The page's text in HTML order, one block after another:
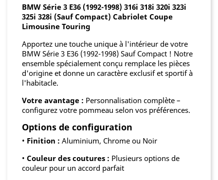
BMW Série 3 E36 (1992-1998) 316i 318i 320i 323i
325i 328i (Sauf Compact) Cabriolet Coupe
Limousine Touring
Apportez une touche unique à l'intérieur de votre
BMW Série 3 E36 (1992-1998) Sauf Compact ! Notre
ensemble spécialement conçu remplace les pièces
d'origine et donne un caractère exclusif et sportif à
l'habitacle.
Votre avantage : Personnalisation complète –
configurez votre pommeau selon vos préférences.
Options de configuration
• Finition : Aluminium, Chrome ou Noir
• Couleur des coutures : Plusieurs options de
couleur pour un accord parfait